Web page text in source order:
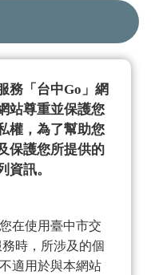
務「台中Go」網
站尊重並保護您
權，為了幫助您
保護您所提供的
資訊。
在使用臺中市交
時，所涉及的個
適用於與本網站